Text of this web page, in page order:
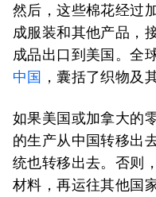
然后，这些棉花经过
成服装和其他产品，
成品出口到美国。全
中国 ，囊括了织物及
如果美国或加拿大的
的生产从中国转移出
统也转移出去。否则
材料，再运往其他国